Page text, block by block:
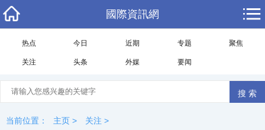
國際資訊網
热点 今日 近期 专题 聚焦
关注 头条 外媒 要闻
当前位置： 主页 > 关注 >